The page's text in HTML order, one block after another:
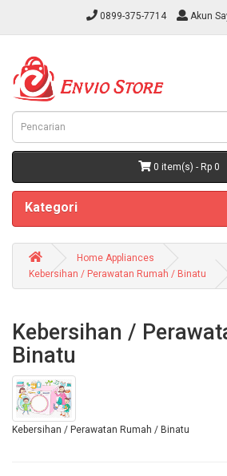
0899-375-7714 Akun
0 item(s) - Rp 0
Kategori
Home Appliances
Kebersihan / Perawatan Rumah / Binatu
Kebersihan /
Binatu
Kebersihan / Perawatan Rumah / Binatu